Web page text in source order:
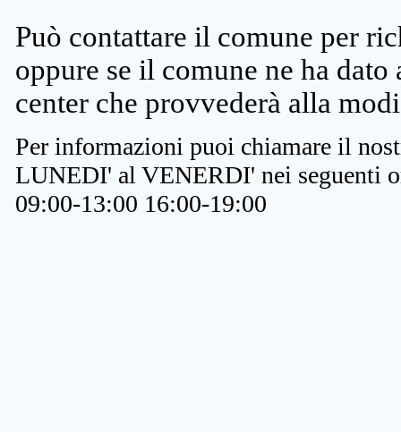
Può contattare il comune per
oppure se il comune ne ha
center che provvederà alla
Per informazioni puoi chiamare il
LUNEDI' al VENERDI' nei seguenti
09:00-13:00 16:00-19:00